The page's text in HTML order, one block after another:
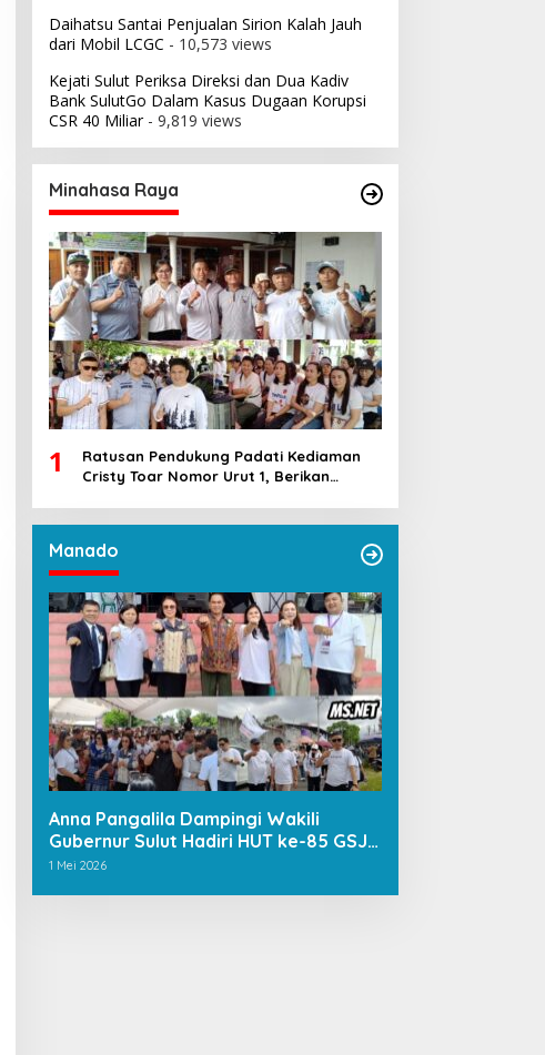
Daihatsu Santai Penjualan Sirion Kalah Jauh
dari Mobil LCGC - 10,573 views
Kejati Sulut Periksa Direksi dan Dua Kadiv
Bank SulutGo Dalam Kasus Dugaan Korupsi
CSR 40 Miliar- 9,819 views
Minahasa Raya
1
Ratusan Pendukung Padati Kediaman
Cristy Toar Nomor Urut 1, Berikan
Manado
Anna Pangalila Dampingi Wakili
Gubernur Sulut Hadiri HUT ke-85 GSJA
Se-Sulut–Gorontalo di Langowan
1 Mei 2026